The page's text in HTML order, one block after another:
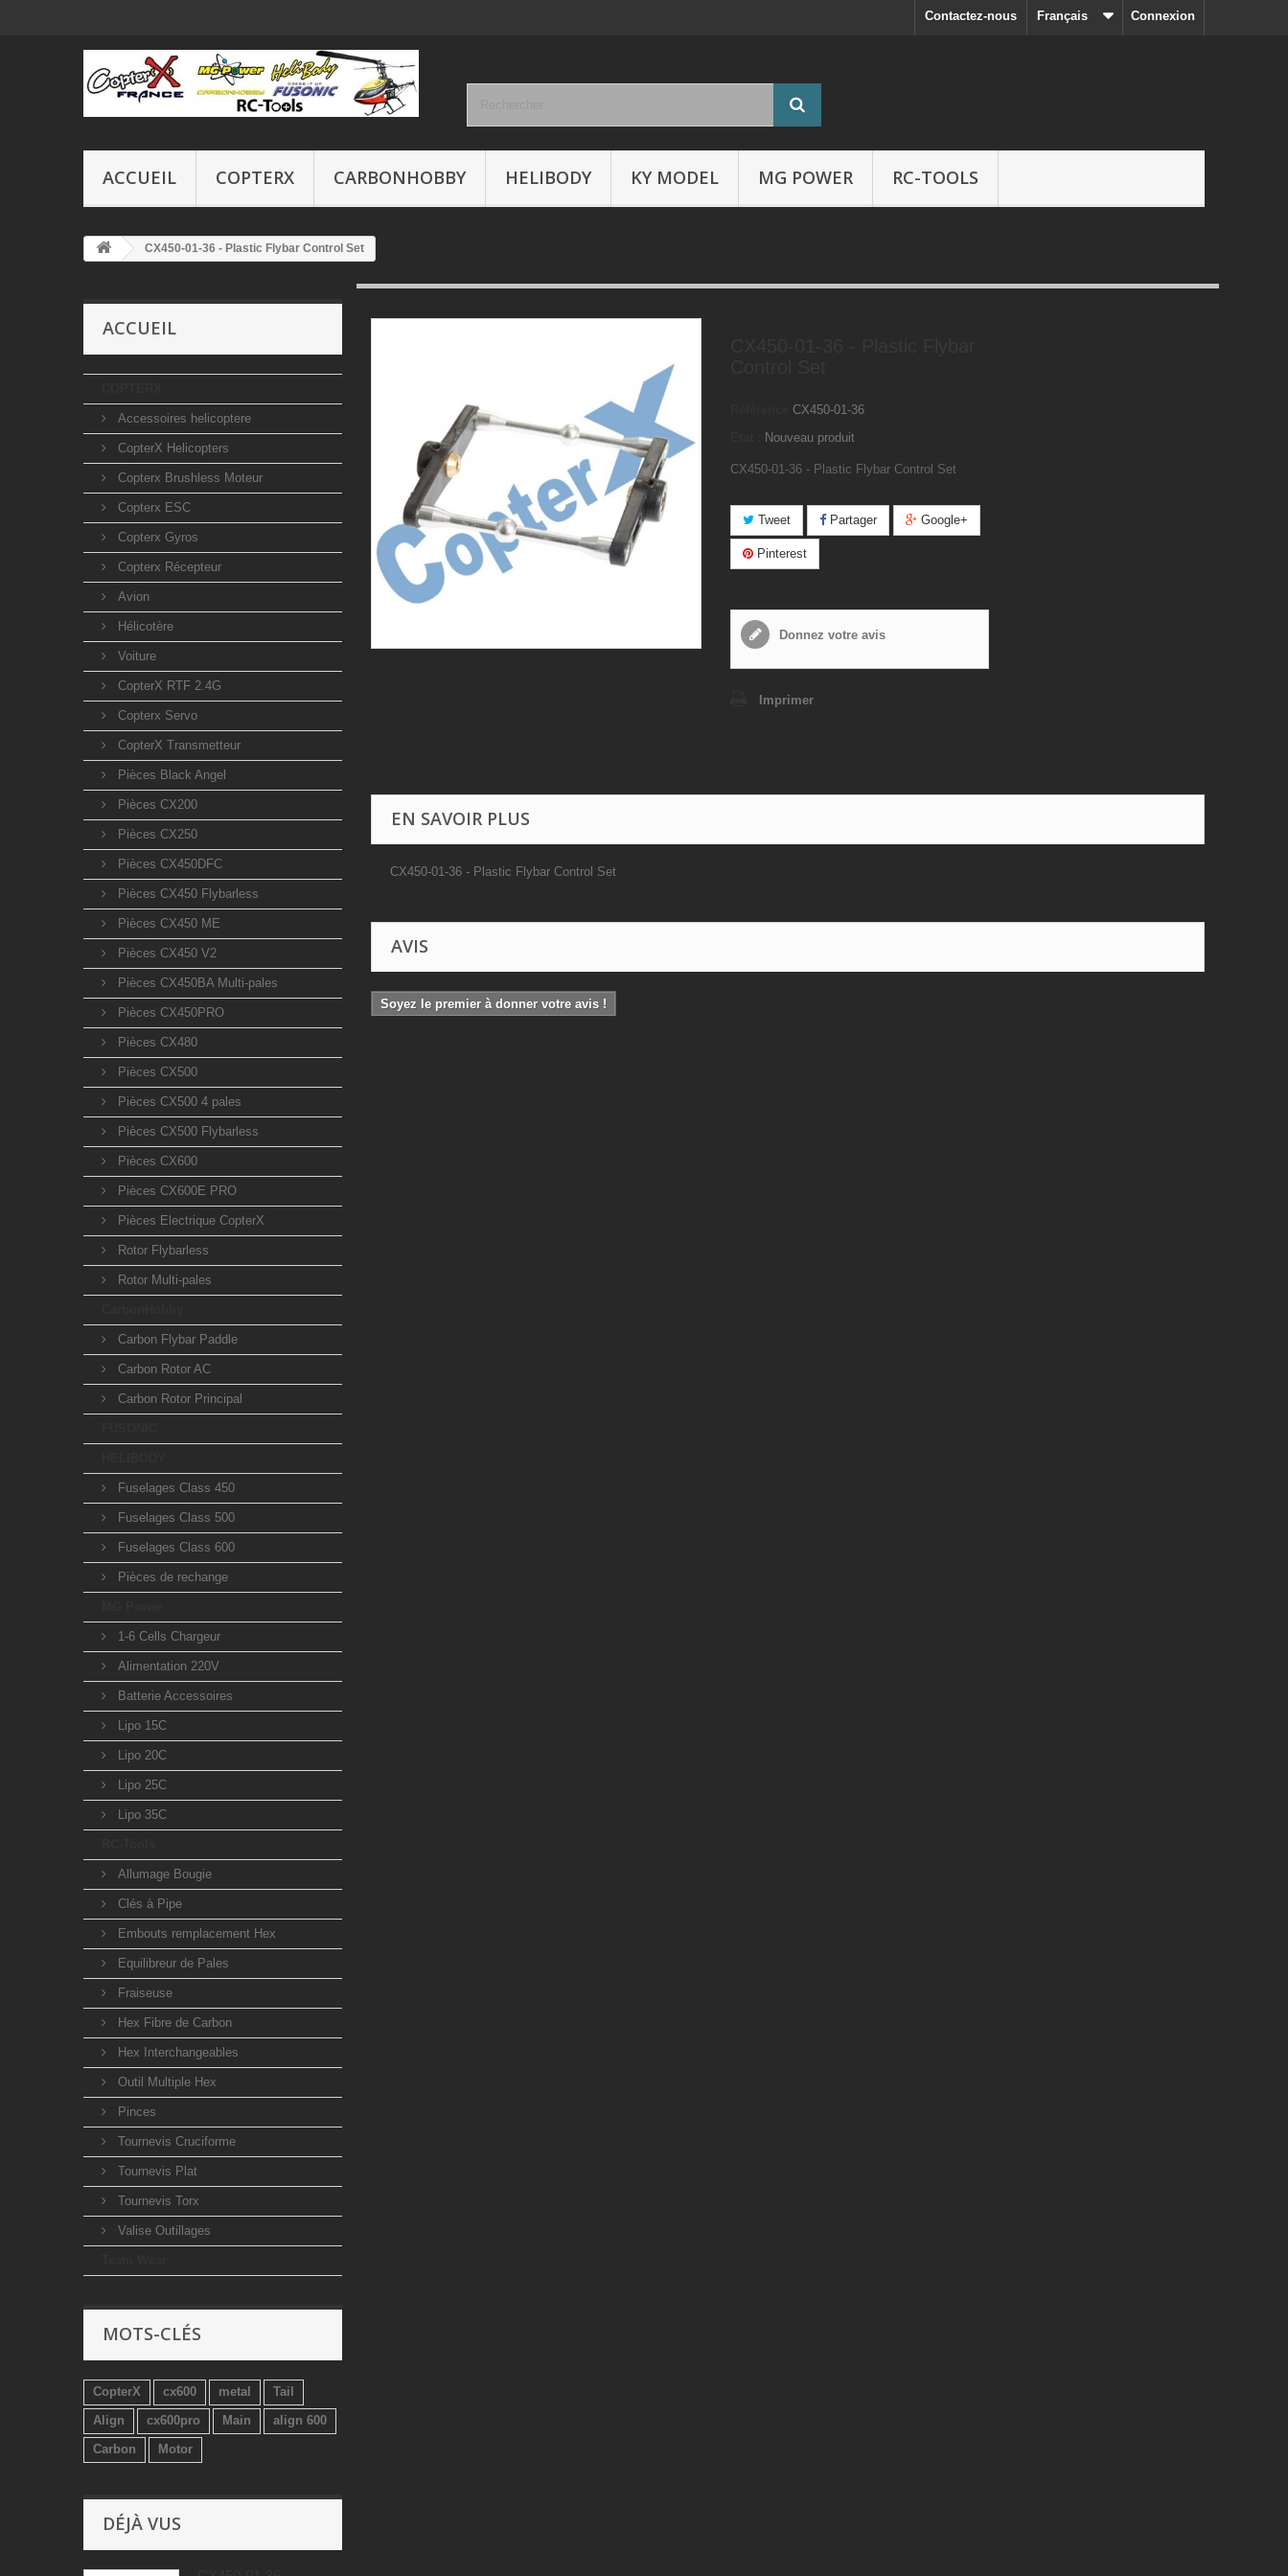
Connexion
Français
Contactez-nous
ACCUEIL COPTERX CARBONHOBBY HELIBODY KY MODEL MG POWER RC-TOOLS
CX450-01-36 - Plastic Flybar Control Set
ACCUEIL
Accessoires helicoptere
CopterX Helicopters
Copterx Brushless Moteur
Copterx ESC
Copterx Gyros
Copterx Récepteur
Avion
Hélicotère
Voiture
CopterX RTF 2.4G
Copterx Servo
CopterX Transmetteur
Pièces Black Angel
Pièces CX200
Pièces CX250
Pièces CX450DFC
Pièces CX450 Flybarless
Pièces CX450 ME
Pièces CX450 V2
Pièces CX450BA Multi-pales
Pièces CX450PRO
Pièces CX480
Pièces CX500
Pièces CX500 4 pales
Pièces CX500 Flybarless
Pièces CX600
Pièces CX600E PRO
Pièces Electrique CopterX
Rotor Flybarless
Rotor Multi-pales
Carbon Flybar Paddle
Carbon Rotor AC
Carbon Rotor Principal
Fuselages Class 450
Fuselages Class 500
Fuselages Class 600
Pièces de rechange
1-6 Cells Chargeur
Alimentation 220V
Batterie Accessoires
Lipo 15C
Lipo 20C
Lipo 25C
Lipo 35C
Allumage Bougie
Clés à Pipe
Embouts remplacement Hex
Equilibreur de Pales
Fraiseuse
Hex Fibre de Carbon
Hex Interchangeables
Outil Multiple Hex
Pinces
Tournevis Cruciforme
Tournevis Plat
Tournevis Torx
Valise Outillages
MOTS-CLÉS
CopterX cx600 metal
Tail
Align
cx600pro Main
align 600
Carbon
Motor
DÉJÀ VUS
CX450-01-36
Nouveau produit
CX450-01-36 - Plastic Flybar Control Set
Tweet Partager Google+
Pinterest
Donnez votre avis
Imprimer
EN SAVOIR PLUS
CX450-01-36 - Plastic Flybar Control Set
AVIS
Soyez le premier à donner votre avis !